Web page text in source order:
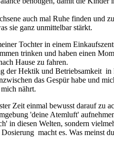
auch mal Ruhe finden
sie ganz unmittelbar stärkt.
Tochter in einem
trinken und haben einen
Hause zu fahren.
der Hektik und Betriebsamkeit
das Gespür habe und
nährt.
Zeit einmal bewusst darauf zu
'deine Atemluft'
in diesen Welten, sondern
macht es. Was meinst